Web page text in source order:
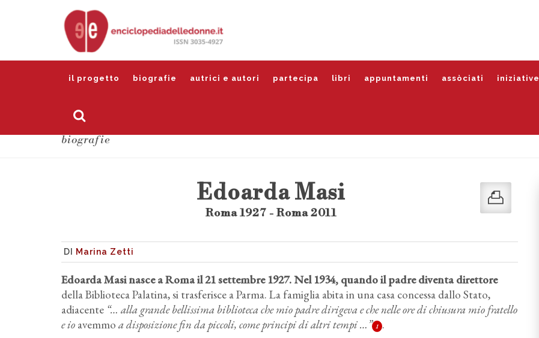
il progetto biografie autrici e autori partecipa libri appuntamenti assòciati iniziative
biografie
Edoarda Masi
Roma 1927 - Roma 2011
DI Marina Zetti
Edoarda Masi nasce a Roma il 21 settembre 1927. Nel 1934, quando il padre diventa direttore
della Biblioteca Palatina, si trasferisce a Parma. La famiglia abita in una casa concessa dallo Stato,
adiacente “… alla grande bellissima biblioteca che mio padre dirigeva e che nelle ore di chiusura mio fratello
e io avemmo a disposizione fin da piccoli, come principi di altri tempi …” 1 .